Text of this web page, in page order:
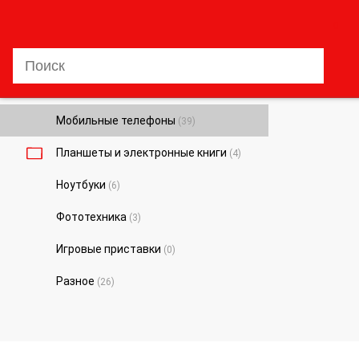
Мобильные телефоны (39)
Планшеты и электронные книги (4)
Ноутбуки (6)
Фототехника (3)
Игровые приставки (0)
Разное (26)